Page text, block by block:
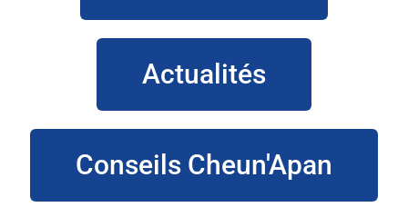
Actualités
Conseils Cheun'Apan